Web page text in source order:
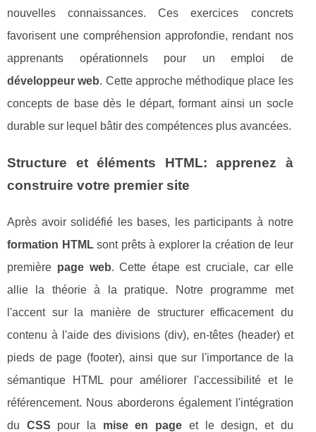
nouvelles connaissances. Ces exercices concrets
favorisent une compréhension approfondie, rendant nos
apprenants opérationnels pour un emploi de
développeur web. Cette approche méthodique place les
concepts de base dès le départ, formant ainsi un socle
durable sur lequel bâtir des compétences plus avancées.
Structure et éléments HTML: apprenez à
construire votre premier site
Après avoir solidéfié les bases, les participants à notre
formation HTMLsont prêts à explorer la création de leur
première page web. Cette étape est cruciale, car elle
allie la théorie à la pratique. Notre programme met
l'accent sur la manière de structurer efficacement du
contenu à l'aide des divisions (div), en-têtes (header) et
pieds de page (footer), ainsi que sur l'importance de la
sémantique HTML pour améliorer l'accessibilité et le
référencement. Nous aborderons également l'intégration
du CSS pour la mise en page et le design, et du